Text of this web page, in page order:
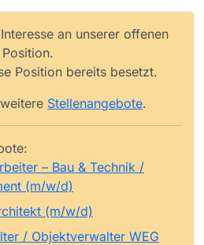
an unserer offenen
Position.
Position bereits besetzt.
Stellenangebote.
– Bau & Technik /
(m/w/d)
(m/w/d)
/ Objektverwalter WEG